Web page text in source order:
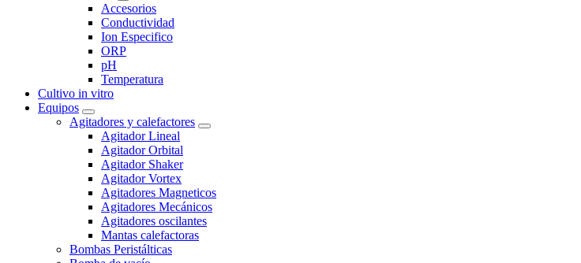
Accesorios
Conductividad
Ion Especifico
ORP
pH
Temperatura
Cultivo in vitro
Equipos
Agitadores y calefactores
Agitador Lineal
Agitador Orbital
Agitador Shaker
Agitador Vortex
Agitadores Magneticos
Agitadores Mecánicos
Agitadores oscilantes
Mantas calefactoras
Bombas Peristálticas